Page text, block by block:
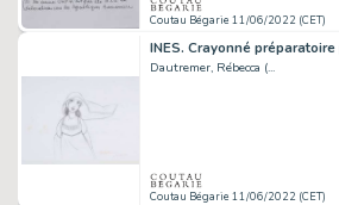
Coutau Bégarie 11/06/2022 (CET)
Dautremer, Rébecca (...
Coutau Bégarie 11/06/2022 (CET)